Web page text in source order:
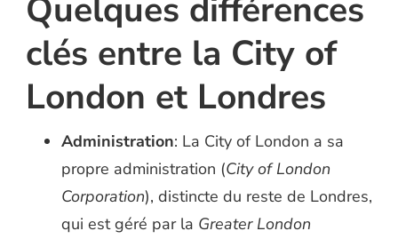
Quelques différences
clés entre la City of
London et Londres
Administration: La City of London a sa
propre administration (City of London
Corporation), distincte du reste de Londres,
qui est géré par la Greater London